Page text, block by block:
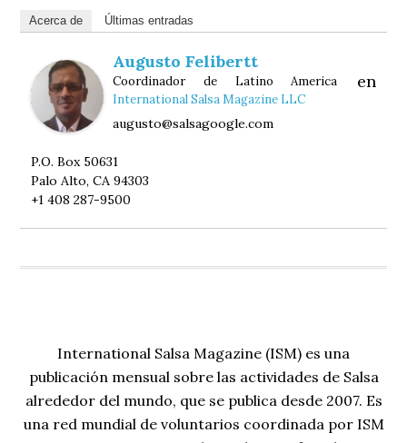
Acerca de Últimas entradas
Augusto Felibertt
Coordinador de Latino America en
International Salsa Magazine LLC
augusto@salsagoogle.com
P.O. Box 50631
Palo Alto, CA 94303
+1 408 287-9500
International Salsa Magazine (ISM) es una
publicación mensual sobre las actividades de Salsa
alrededor del mundo, que se publica desde 2007. Es
una red mundial de voluntarios coordinada por ISM